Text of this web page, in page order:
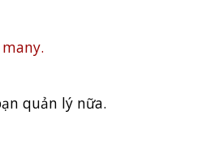
quản lý nữa.